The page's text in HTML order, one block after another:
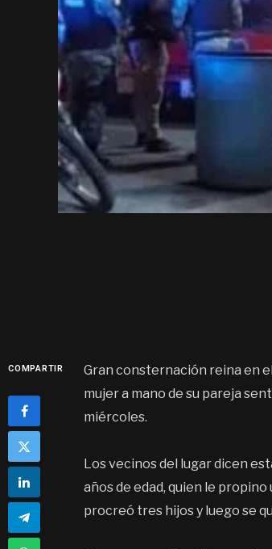
COMPARTIR
Gran consternación reina en
mujer a mano de su pareja
miércoles.
Los vecinos del lugar dicen
años de edad, quien le
procreó tres hijos y luego se